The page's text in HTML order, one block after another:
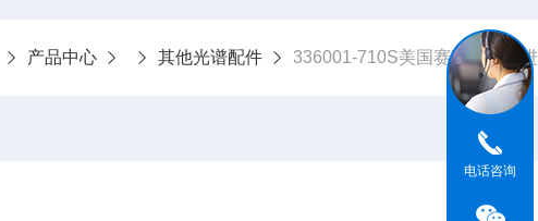
产品中心 其他光谱配件 336001-710S美国赛默飞世尔
电话咨询